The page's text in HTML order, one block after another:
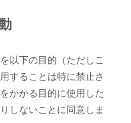
以下の目的（ただしこ
することは特に禁止さ
かかる目的に使用した
しないことに同意しま